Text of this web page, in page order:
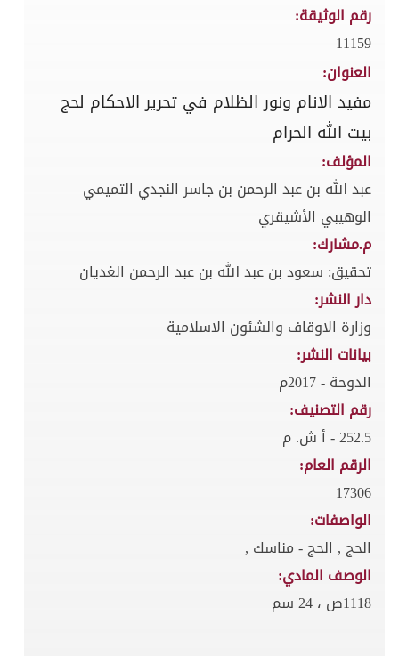
رقم الوثيقة:
11159
العنوان:
مفيد الانام ونور الظلام في تحرير الاحكام لحج
بيت الله الحرام
المؤلف:
عبد الله بن عبد الرحمن بن جاسر النجدي التميمي
الوهيبي الأشيقري
م.مشارك:
تحقيق: سعود بن عبد الله بن عبد الرحمن الغديان
دار النشر:
وزارة الاوقاف والشئون الاسلامية
بيانات النشر:
الدوحة - 2017م
رقم التصنيف:
252.5 - أ ش. م
الرقم العام:
17306
الواصفات:
الحج , الحج - مناسك ,
الوصف المادي:
1118ص ، 24 سم